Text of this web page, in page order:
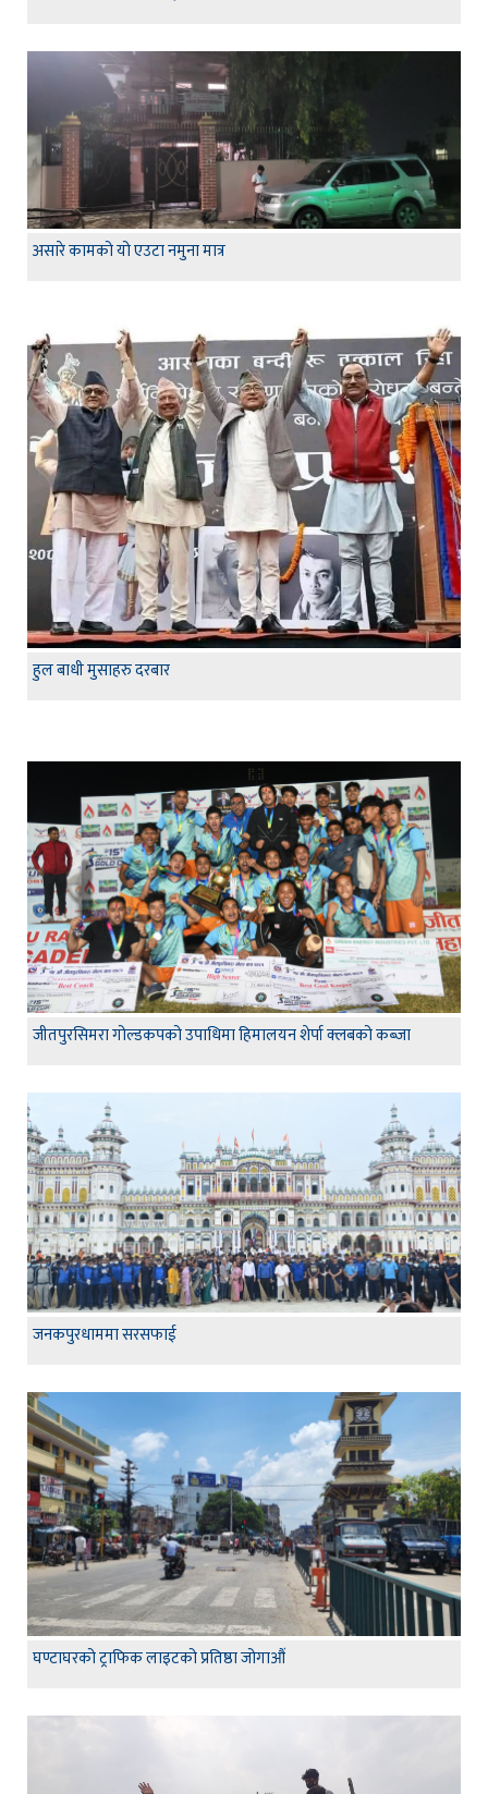
असारे कामको यो एउटा नमुना मात्र
हुल बाधी मुसाहरु दरबार
जीतपुरसिमरा गोल्डकपको उपाधिमा हिमालयन शेर्पा क्लबको कब्जा
जनकपुरधाममा सरसफाई
घण्टाघरको ट्राफिक लाइटको प्रतिष्ठा जोगाऔं